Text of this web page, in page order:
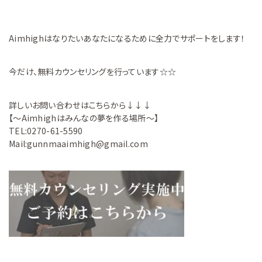
Aimhighはなりたいあなたになるために全力でサポートをします！
今だけ、無料カウンセリングを行っています☆☆
詳しいお問い合わせはこちらから↓↓↓
【～Aimhighはみんなの夢を作る場所～】
TEL:0270-61-5590
Mail:gunnmaaimhigh@gmail.com